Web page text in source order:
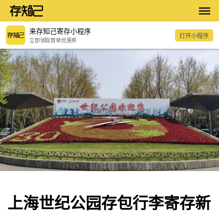
来存知己寄存小程序
立即领取首单优惠券
打开小程序
上海世纪公园存包行李寄存新